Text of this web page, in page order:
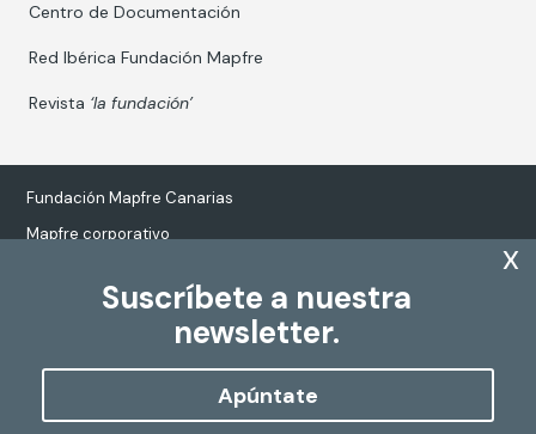
Suscríbete a nuestra
newsletter.
Apúntate
x
Centro de Documentación
Red Ibérica Fundación Mapfre
Revista ‘la fundación’
Fundación Mapfre Canarias
Mapfre corporativo
Tratamiento de datos personales
Política de Cookies